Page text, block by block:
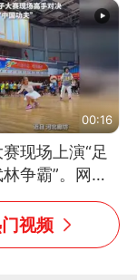
成为首位考级
选手。”（来
日电讯）
00:16
现场上演“足
争霸”。网
踢毽子，分明
场！#睡个好
视频